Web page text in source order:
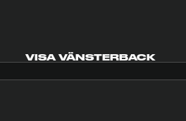
VISA VÄNSTERBACK